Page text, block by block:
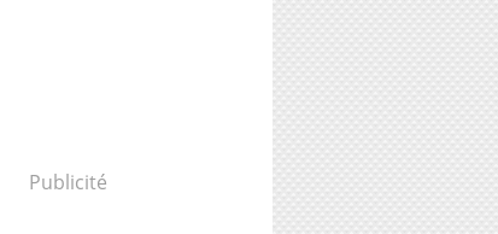
Publicité